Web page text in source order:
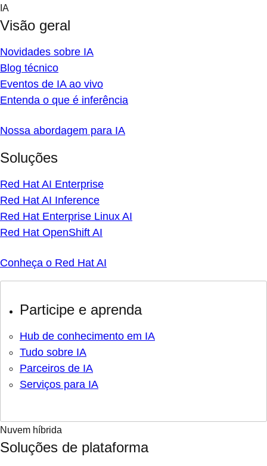
Skip
content
IA
Visão geral
Novidades sobre IA
Blog técnico
Eventos de IA ao vivo
Entenda o que é inferência
Nossa abordagem para IA
Soluções
Red Hat AI Enterprise
Red Hat AI Inference
Red Hat Enterprise Linux AI
Red Hat OpenShift AI
Conheça o Red Hat AI
Participe e aprenda
Hub de conhecimento em IA
Tudo sobre IA
Parceiros de IA
Serviços para IA
Nuvem híbrida
Soluções de plataforma